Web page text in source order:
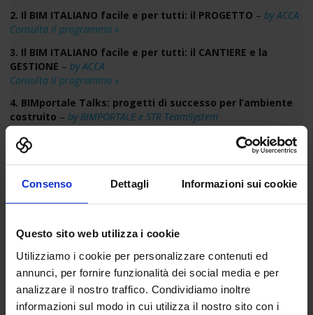
Consenso Dettagli Informazioni sui cookie
Questo sito web utilizza i cookie
Utilizziamo i cookie per personalizzare contenuti ed
annunci, per fornire funzionalità dei social media e per
analizzare il nostro traffico. Condividiamo inoltre
informazioni sul modo in cui utilizza il nostro sito con i
2. Il BIM ITALIANO facile e per tutti: il PROGETTO – by ACCA
Consulta il programma »
3. Il BIM ITALIANO facile e per tutti: il CANTIERE e la
GESTIONE – by ACCA
Consulta il programma »
4. BIMportale Talks: progetti di successo per l’ambiente
costruito – by BIMPORTALE e STR TeamSystem
5. IL BIM IN PRATICA–by ASSOBIM
Consulta il programma »
6. Il BIM per la riqualificazione energetica e sismica
LOGICAL SOFT
Consulta il programma »
7. BIM, digitalizzazione e progettazione parametrica BIM